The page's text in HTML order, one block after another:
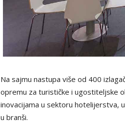
Na sajmu nastupa više od 400
opremu za turističke i ugostiteljske
inovacijama u sektoru hotelijerstva,
u branši.